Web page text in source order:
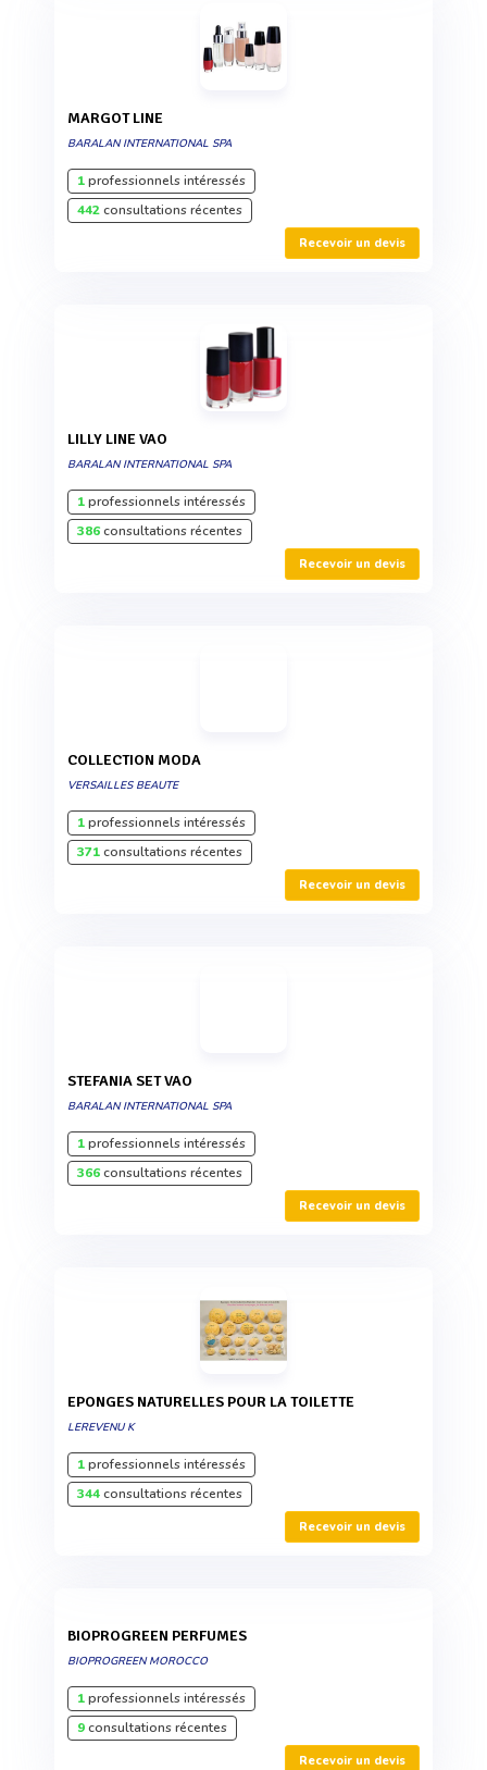
MARGOT LINE
BARALAN INTERNATIONAL SPA
1professionnels intéressés
442consultations récentes
Recevoir un devis
LILLY LINE VAO
BARALAN INTERNATIONAL SPA
1professionnels intéressés
386consultations récentes
Recevoir un devis
COLLECTION MODA
VERSAILLES BEAUTE
1professionnels intéressés
371consultations récentes
Recevoir un devis
STEFANIA SET VAO
BARALAN INTERNATIONAL SPA
1professionnels intéressés
366consultations récentes
Recevoir un devis
EPONGES NATURELLES POUR LA TOILETTE
LEREVENU K
1professionnels intéressés
344consultations récentes
Recevoir un devis
BIOPROGREEN PERFUMES
BIOPROGREEN MOROCCO
1professionnels intéressés
9consultations récentes
Recevoir un devis